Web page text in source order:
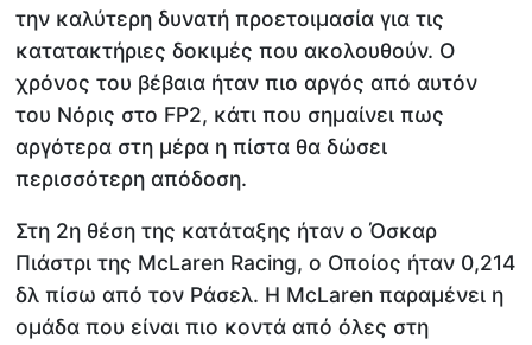
την καλύτερη δυνατή προετοιμασία για τις
κατατακτήριες δοκιμές που ακολουθούν. Ο
χρόνος του βέβαια ήταν πιο αργός από αυτόν
του Νόρις στο FP2, κάτι που σημαίνει πως
αργότερα στη μέρα η πίστα θα δώσει
περισσότερη απόδοση.
Στη 2η θέση της κατάταξης ήταν ο Όσκαρ
Πιάστρι της McLaren Racing, o Οποίος ήταν 0,214
δλ πίσω από τον Ράσελ. Η McLaren παραμένει η
ομάδα που είναι πιο κοντά από όλες στη